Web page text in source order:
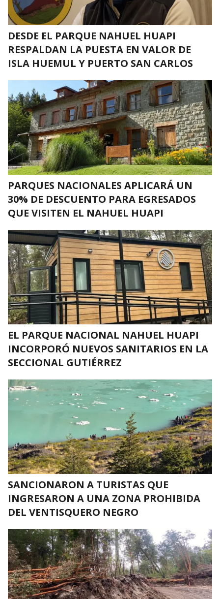
DESDE EL PARQUE NAHUEL HUAPI
RESPALDAN LA PUESTA EN VALOR DE
ISLA HUEMUL Y PUERTO SAN CARLOS
PARQUES NACIONALES APLICARÁ UN
30% DE DESCUENTO PARA EGRESADOS
QUE VISITEN EL NAHUEL HUAPI
EL PARQUE NACIONAL NAHUEL HUAPI
INCORPORÓ NUEVOS SANITARIOS EN LA
SECCIONAL GUTIÉRREZ
SANCIONARON A TURISTAS QUE
INGRESARON A UNA ZONA PROHIBIDA
DEL VENTISQUERO NEGRO